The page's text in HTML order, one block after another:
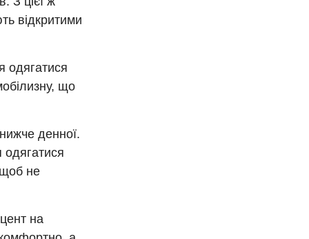
відкритими
одягатися
що
денної.
не
на